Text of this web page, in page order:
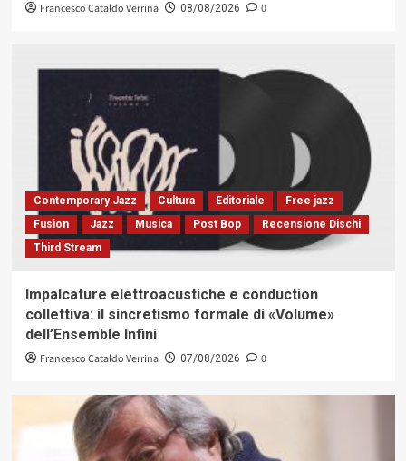
Francesco Cataldo Verrina 08/08/2026 0
Contemporary Jazz Cultura Editoriale
Free jazz
Fusion
Jazz Musica Post Bop
Recensione Dischi
Third Stream
Impalcature elettroacustiche e conduction
collettiva: il sincretismo formale di «Volume»
dell’Ensemble Infini
Francesco Cataldo Verrina 07/08/2026 0